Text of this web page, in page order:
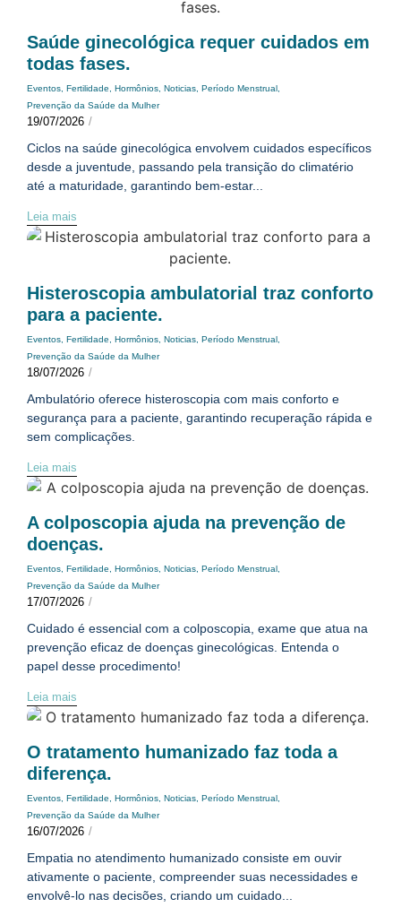
Saúde ginecológica requer cuidados em
todas fases.
Eventos, Fertilidade, Hormônios, Noticias, Período Menstrual,
Prevenção da Saúde da Mulher
19/07/2026 /
Ciclos na saúde ginecológica envolvem cuidados específicos
desde a juventude, passando pela transição do climatério
até a maturidade, garantindo bem-estar...
Leia mais
Histeroscopia ambulatorial traz conforto
para a paciente.
Eventos, Fertilidade, Hormônios, Noticias, Período Menstrual,
Prevenção da Saúde da Mulher
18/07/2026 /
Ambulatório oferece histeroscopia com mais conforto e
segurança para a paciente, garantindo recuperação rápida e
sem complicações.
Leia mais
A colposcopia ajuda na prevenção de
doenças.
Eventos, Fertilidade, Hormônios, Noticias, Período Menstrual,
Prevenção da Saúde da Mulher
17/07/2026 /
Cuidado é essencial com a colposcopia, exame que atua na
prevenção eficaz de doenças ginecológicas. Entenda o
papel desse procedimento!
Leia mais
O tratamento humanizado faz toda a
diferença.
Eventos, Fertilidade, Hormônios, Noticias, Período Menstrual,
Prevenção da Saúde da Mulher
16/07/2026 /
Empatia no atendimento humanizado consiste em ouvir
ativamente o paciente, compreender suas necessidades e
envolvê-lo nas decisões, criando um cuidado...